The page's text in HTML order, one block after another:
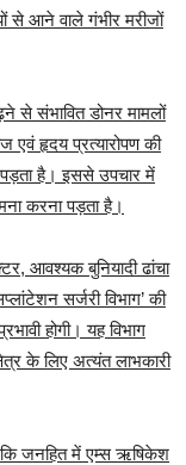
से आने वाले गंभीर मरीजों
से संभावित डोनर मामलों
एवं हृदय प्रत्यारोपण की
पड़ता है। इससे उपचार में
करना पड़ता है।
आवश्यक बुनियादी ढांचा
सर्जरी विभाग’ की
होगी। यह विभाग
के लिए अत्यंत लाभकारी
कि जनहित में एम्स ऋषिकेश